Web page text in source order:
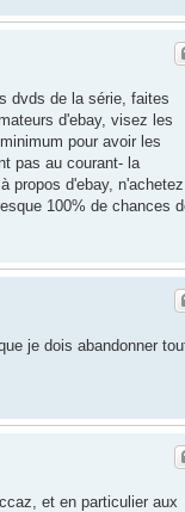
dvds de la série, faites
d'ebay, visez les
pour avoir les
pas au courant- la
propos d'ebay, n'achetez
100% de chances
je dois abandonner
et en particulier aux